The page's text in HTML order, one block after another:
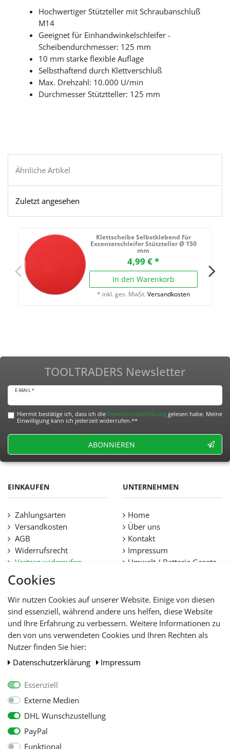
Cookies
Wir nutzen Cookies auf unserer Website. Einige von diesen
sind essenziell, während andere uns helfen, diese Website
und Ihre Erfahrung zu verbessern. Weitere Informationen zu
den von uns verwendeten Cookies und Ihren Rechten als
Nutzer finden Sie hier:
Daten­schutz­erklärung
Impressum
Essenziell
Externe Medien
DHL Wunschzustellung
PayPal
Funktional
Hochwertiger Stützteller mit Schraubanschluß
M14
Geeignet für Einhandwinkelschleifer -
Scheibendurchmesser: 125 mm
10 mm starke flexible Auflage
Selbsthaftend durch Klettverschluß
Max. Drehzahl: 10.000 U/min
Durchmesser Stütztteller: 125 mm
Ähnliche Artikel
Zuletzt angesehen
Klettscheibe Selbstklebend für
Excenterschleifer Stützteller Ø 150
mm
4,99 € *
In den Warenkorb
* inkl. ges. MwSt. Versandkosten
TOOLTRADERS Newsletter
E-MAIL *
Hiermit bestätige ich, dass ich die Daten­schutz­erklärunggelesen habe. Meine
Einwilligung kann ich jederzeit widerrufen.**
ABONNIEREN
EINKAUFEN
Zahlungsarten
Versandkosten
AGB
Widerrufsrecht
Vertrag widerrufen
Datenschutz
Hilfe
Lieferfristen und
Lieferbeschränkung
UNTERNEHMEN
Home
Über uns
Kontakt
Impressum
Umwelt / Batterie Gesetz
WIR AKZEPTIEREN